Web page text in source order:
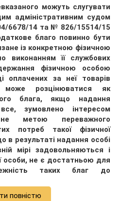
можуть слугувати
адміністративним судом
6678/14 та № 826/15514/15
благо повинно бути
із конкретною фізичною
виконанням її службових
фізичною особою
оплачених за неї товарів
розцінюватися як
блага, якщо надання
зумовлено інтересом
метою переважного
потреб такої фізичної
в результаті надання особі
мірі задовольняються і
особи, не є достатньою для
таких благ до
повністю